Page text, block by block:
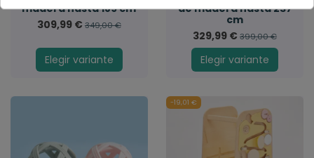
madera hasta 189 cm
309,99 € 349,00 €
Elegir variante
de madera hasta 237
cm
329,99 €399,00 €
Elegir variante
-19,01 €